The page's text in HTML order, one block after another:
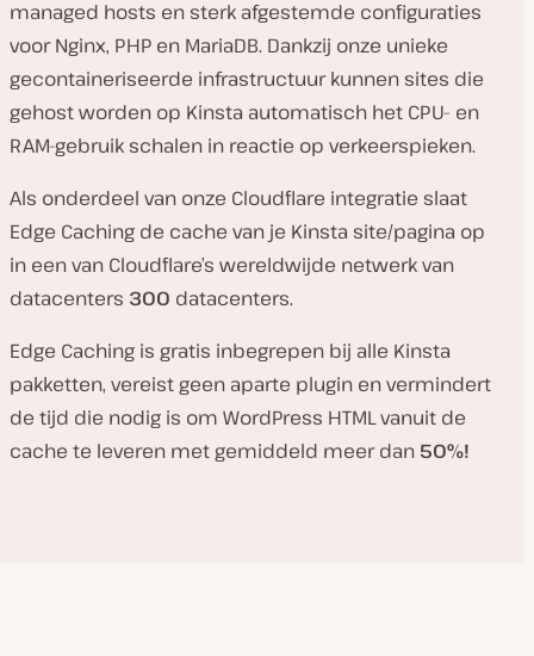
managed hosts en sterk afgestemde configuraties
voor Nginx, PHP en MariaDB. Dankzij onze unieke
gecontaineriseerde infrastructuur kunnen sites die
gehost worden op Kinsta automatisch het CPU- en
RAM-gebruik schalen in reactie op verkeerspieken.
Als onderdeel van onze Cloudflare integratie slaat
Edge Caching de cache van je Kinsta site/pagina op
in een van Cloudflare’s wereldwijde netwerk van
datacenters 300 datacenters.
Edge Caching is gratis inbegrepen bij alle Kinsta
pakketten, vereist geen aparte plugin en vermindert
de tijd die nodig is om WordPress HTML vanuit de
cache te leveren met gemiddeld meer dan 50%!